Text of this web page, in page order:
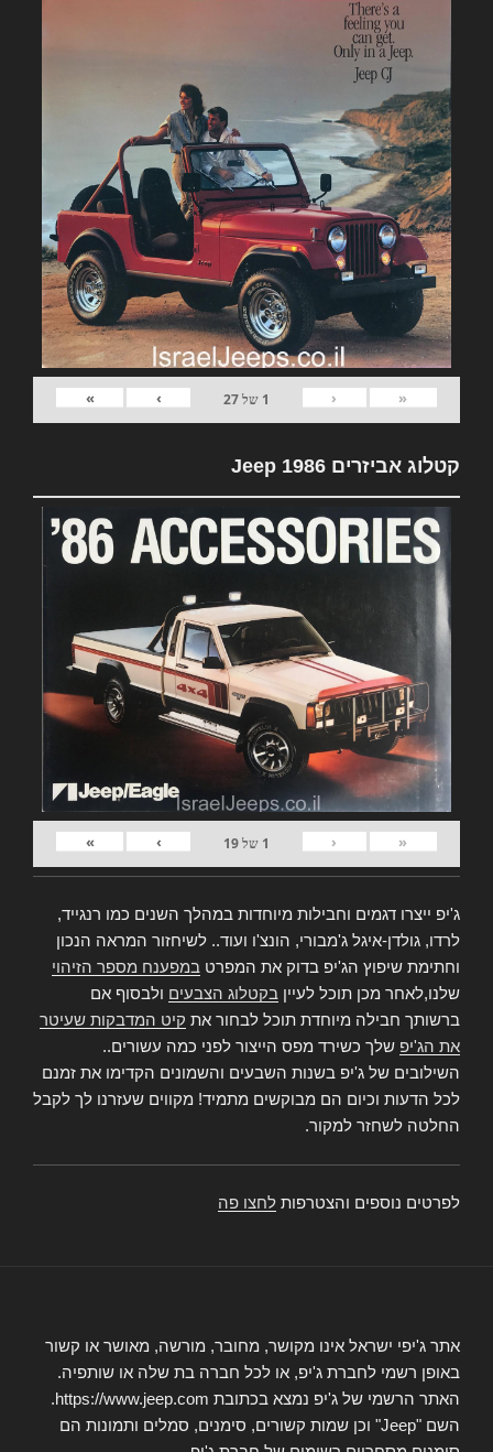
«
‹
1 של27
›
»
קטלוג אביזרים Jeep 1986
«
‹
1 של19
›
»
ג'יפ ייצרו דגמים וחבילות מיוחדות במהלך השנים כמו רנגייד,
לרדו, גולדן-איגל ג'מבורי, הונצ'ו ועוד.. לשיחזור המראה הנכון
וחתימת שיפוץ הג'יפ בדוק את המפרט במפענח מספר הזיהוי
שלנו,לאחר מכן תוכל לעיין בקטלוג הצבעים ולבסוף אם
ברשותך חבילה מיוחדת תוכל לבחור את קיט המדבקות שעיטר
את הג'יפ שלך כשירד מפס הייצור לפני כמה עשורים..
השילובים של ג'יפ בשנות השבעים והשמונים הקדימו את זמנם
לכל הדעות וכיום הם מבוקשים מתמיד! מקווים שעזרנו לך לקבל
החלטה לשחזר למקור.
לפרטים נוספים והצטרפות לחצו פה
אתר ג'יפי ישראל אינו מקושר, מחובר, מורשה, מאושר או קשור
באופן רשמי לחברת ג'יפ, או לכל חברה בת שלה או שותפיה.
האתר הרשמי של ג'יפ נמצא בכתובת https://www.jeep.com.
השם "Jeep" וכן שמות קשורים, סימנים, סמלים ותמונות הם